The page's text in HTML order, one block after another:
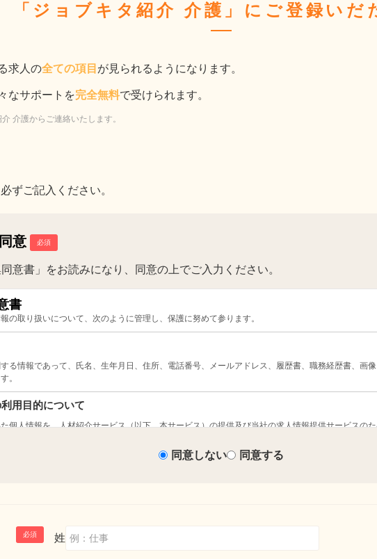
「ジョブキタ紹介 介護」にご登録いだ
求人の全ての項目 が見られるようになります。
なサポートを完全無料で受けられます。
介護からご連絡いたします。
ずご記入ください。
意
意書」をお読みになり、同意の上でご入力ください。
同意しない 同意する
姓